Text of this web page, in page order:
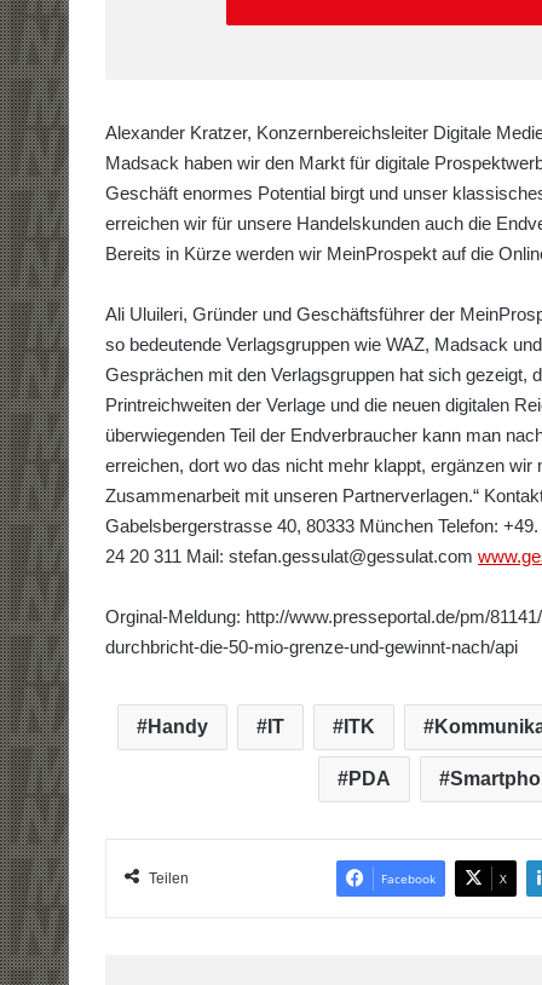
Alexander Kratzer, Konzernbereichsleiter Digitale
Madsack haben wir den Markt für digitale
Geschäft enormes Potential birgt und unser
erreichen wir für unsere Handelskunden auch die
Bereits in Kürze werden wir MeinProspekt auf die
Ali Uluileri, Gründer und Geschäftsführer der
so bedeutende Verlagsgruppen wie WAZ, Madsack
Gesprächen mit den Verlagsgruppen hat sich gezeigt,
Printreichweiten der Verlage und die neuen digitalen
überwiegenden Teil der Endverbraucher kann man
erreichen, dort wo das nicht mehr klappt, ergänzen
Zusammenarbeit mit unseren Partnerverlagen.“
Gabelsbergerstrasse 40, 80333 München Telefon:
24 20 311 Mail: stefan.gessulat@gessulat.com
Orginal-Meldung: http://www.presseportal.de/pm/
durchbricht-die-50-mio-grenze-und-gewinnt-nach/api
Handy IT ITK
PDA
Teilen Facebook X